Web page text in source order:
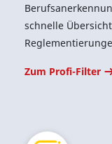
schnelle
Zum Profi-Filter